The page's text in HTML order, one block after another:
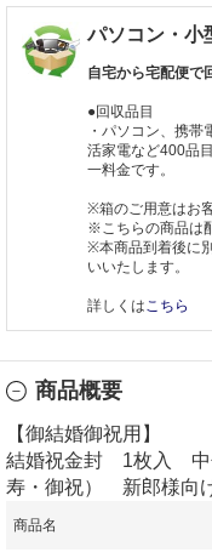
パソコン・小
自宅から宅配便で
●回収品目
・パソコン、携
活家電など400品
一料金です。
※箱のご用意はお
※こちらの商品は
※本商品到着後に
いいたします。
詳しくは こちら
商品概要
【御結婚御祝用】
結婚祝金封 1枚入 中
寿・御祝） 新郎様向
商品名